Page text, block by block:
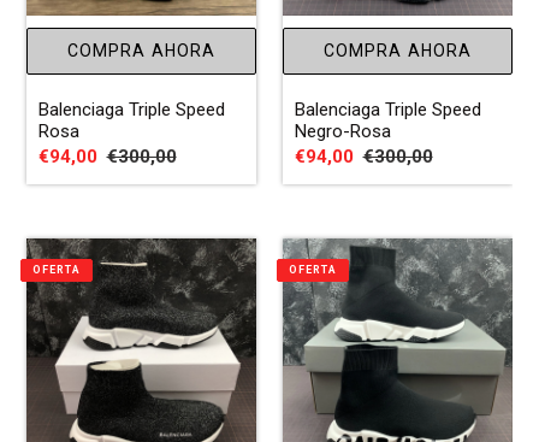
:
COMPRA AHORA
Balenciaga Triple Speed
Rosa
Precio
de
€94,00 Precio
habitual
€300,00
COMPRA AHORA
Balenciaga Triple Speed
Negro-Rosa
Precio
de
€94,00 Precio
habitual
€300,00
OFERTA OFERTA